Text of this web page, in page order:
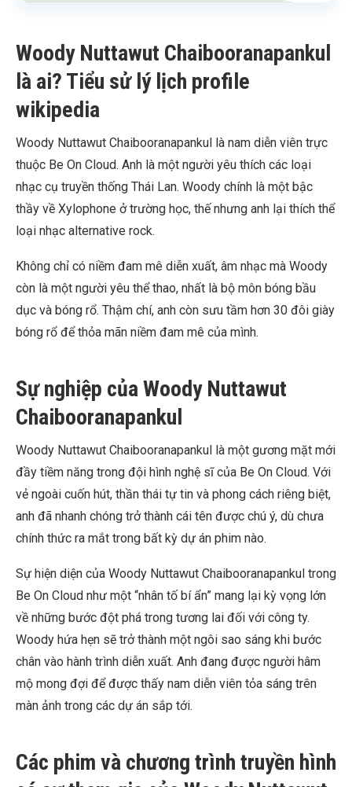
Woody Nuttawut Chaibooranapankul
là ai? Tiểu sử lý lịch profile
wikipedia
Woody Nuttawut Chaibooranapankul là nam diễn viên trực
thuộc Be On Cloud. Anh là một người yêu thích các loại
nhạc cụ truyền thống Thái Lan. Woody chính là một bậc
thầy về Xylophone ở trường học, thế nhưng anh lại thích thể
loại nhạc alternative rock.
Không chỉ có niềm đam mê diễn xuất, âm nhạc mà Woody
còn là một người yêu thể thao, nhất là bộ môn bóng bầu
dục và bóng rổ. Thậm chí, anh còn sưu tầm hơn 30 đôi giày
bóng rổ để thỏa mãn niềm đam mê của mình.
Sự nghiệp của Woody Nuttawut
Chaibooranapankul
Woody Nuttawut Chaibooranapankul là một gương mặt mới
đầy tiềm năng trong đội hình nghệ sĩ của Be On Cloud. Với
vẻ ngoài cuốn hút, thần thái tự tin và phong cách riêng biệt,
anh đã nhanh chóng trở thành cái tên được chú ý, dù chưa
chính thức ra mắt trong bất kỳ dự án phim nào.
Sự hiện diện của Woody Nuttawut Chaibooranapankul trong
Be On Cloud như một “nhân tố bí ẩn” mang lại kỳ vọng lớn
về những bước đột phá trong tương lai đối với công ty.
Woody hứa hẹn sẽ trở thành một ngôi sao sáng khi bước
chân vào hành trình diễn xuất. Anh đang được người hâm
mộ mong đợi để được thấy nam diễn viên tỏa sáng trên
màn ảnh trong các dự án sắp tới.
Các phim và chương trình truyền hình